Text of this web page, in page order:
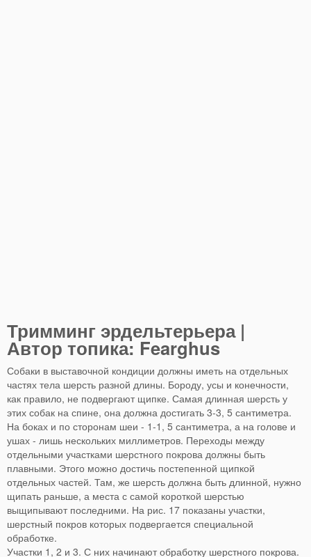
Тримминг эрдельтерьера |
Автор топика: Fearghus
Собаки в выставочной кондиции должны иметь на отдельных
частях тела шерсть разной длины. Бороду, усы и конечности,
как правило, не подвергают щипке. Самая длинная шерсть у
этих собак на спине, она должна достигать 3-3, 5 сантиметра.
На боках и по сторонам шеи - 1-1, 5 сантиметра, а на голове и
ушах - лишь нескольких миллиметров. Переходы между
отдельными участками шерстного покрова должны быть
плавными. Этого можно достичь постепенной щипкой
отдельных частей. Там, же шерсть должна быть длинной, нужно
щипать раньше, а места с самой короткой шерстью
выщипывают последними. На рис. 17 показаны участки,
шерстный покров которых подвергается специальной
обработке.
Участки 1, 2 и 3. С них начинают обработку шерстного покрова.